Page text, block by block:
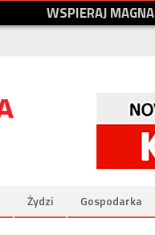
WSPIERAJMAGNA
Żydzi Gospodarka